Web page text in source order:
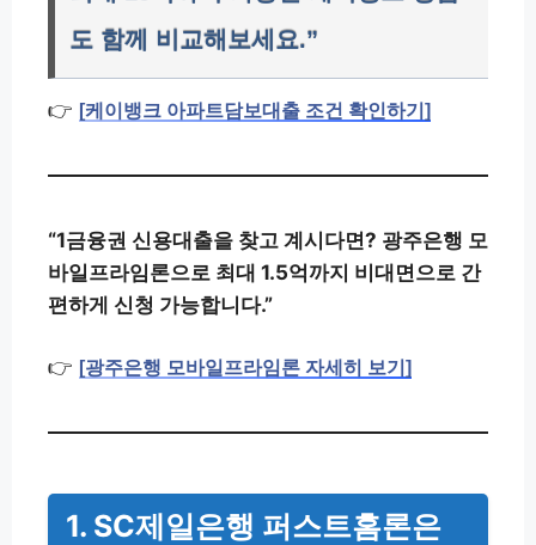
도 함께 비교해보세요.”
👉 [케이뱅크 아파트담보대출 조건 확인하기]
“1금융권 신용대출을 찾고 계시다면? 광주은행 모
바일프라임론으로 최대 1.5억까지 비대면으로 간
편하게 신청 가능합니다.”
👉 [광주은행 모바일프라임론 자세히 보기]
1. SC제일은행 퍼스트홈론은